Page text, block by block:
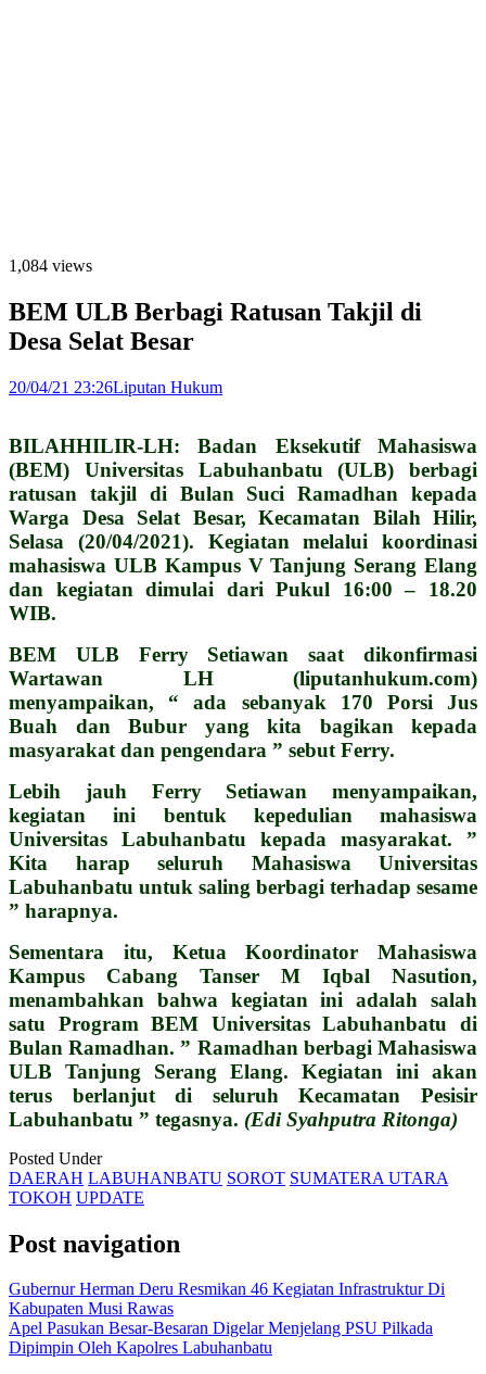
1,084 views
BEM ULB Berbagi Ratusan Takjil di
Desa Selat Besar
20/04/21 23:26Liputan Hukum
BILAHHILIR-LH: Badan Eksekutif Mahasiswa
(BEM) Universitas Labuhanbatu (ULB) berbagi
ratusan takjil di Bulan Suci Ramadhan kepada
Warga Desa Selat Besar, Kecamatan Bilah Hilir,
Selasa (20/04/2021). Kegiatan melalui koordinasi
mahasiswa ULB Kampus V Tanjung Serang Elang
dan kegiatan dimulai dari Pukul 16:00 – 18.20
WIB.
BEM ULB Ferry Setiawan saat dikonfirmasi
Wartawan LH (liputanhukum.com)
menyampaikan, “ ada sebanyak 170 Porsi Jus
Buah dan Bubur yang kita bagikan kepada
masyarakat dan pengendara ” sebut Ferry.
Lebih jauh Ferry Setiawan menyampaikan,
kegiatan ini bentuk kepedulian mahasiswa
Universitas Labuhanbatu kepada masyarakat. ”
Kita harap seluruh Mahasiswa Universitas
Labuhanbatu untuk saling berbagi terhadap sesame
” harapnya.
Sementara itu, Ketua Koordinator Mahasiswa
Kampus Cabang Tanser M Iqbal Nasution,
menambahkan bahwa kegiatan ini adalah salah
satu Program BEM Universitas Labuhanbatu di
Bulan Ramadhan. ” Ramadhan berbagi Mahasiswa
ULB Tanjung Serang Elang. Kegiatan ini akan
terus berlanjut di seluruh Kecamatan Pesisir
Labuhanbatu ” tegasnya. (Edi Syahputra Ritonga)
Posted Under
DAERAH LABUHANBATU SOROT SUMATERA UTARA
TOKOH UPDATE
Post navigation
Gubernur Herman Deru Resmikan 46 Kegiatan Infrastruktur Di
Kabupaten Musi Rawas
Apel Pasukan Besar-Besaran Digelar Menjelang PSU Pilkada
Dipimpin Oleh Kapolres Labuhanbatu